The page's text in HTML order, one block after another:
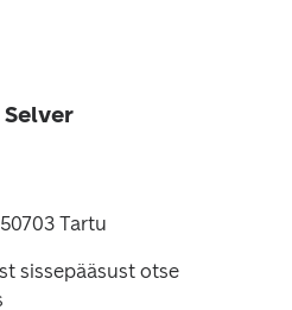
Tartu
sissepääsust otse